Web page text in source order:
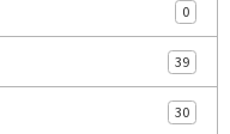
0
39
30